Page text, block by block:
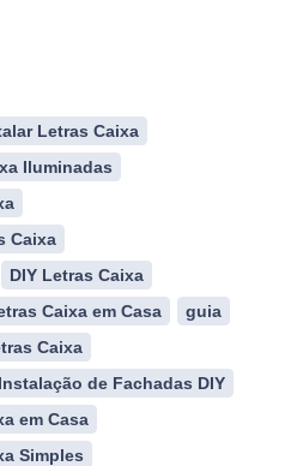
Letras Caixa
Iluminadas
Caixa
DIY Letras Caixa
Caixa em Casa
guia
Caixa
Instalação de Fachadas DIY
em Casa
Simples